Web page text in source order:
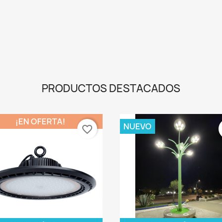
PRODUCTOS DESTACADOS
¡EN OFERTA!
favorite_border NUEVO